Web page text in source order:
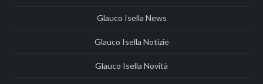
Glauco Isella News
Glauco Isella Notizie
Glauco Isella Novità